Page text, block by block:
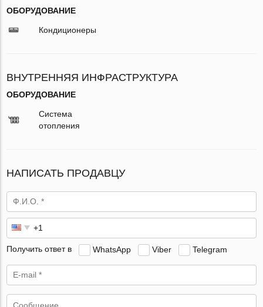
ОБОРУДОВАНИЕ
Кондиционеры
ВНУТРЕННЯЯ ИНФРАСТРУКТУРА
ОБОРУДОВАНИЕ
Система
отопления
НАПИСАТЬ ПРОДАВЦУ
Получить ответ в WhatsApp Viber Telegram